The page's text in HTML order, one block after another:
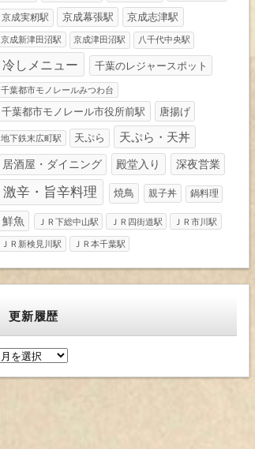
京成実籾駅 京成幕張駅 京成志津駅
京成新津田沼駅 京成津田沼駅 八千代中央駅
冷しメニュー 千葉のレジャースポット
千葉都市モノレールみつわ台
千葉都市モノレール市役所前駅 唐揚げ
地下鉄末広町駅 天ぷら 天ぷら・天丼
居酒屋・ダイニング 殿堂入り 深夜営業
激辛・旨辛料理 焼鳥 親子丼 鍋料理
鮮魚 ＪＲ下総中山駅 ＪＲ四街道駅 ＪＲ市川駅
ＪＲ新検見川駅 ＪＲ本千葉駅
更新履歴
更